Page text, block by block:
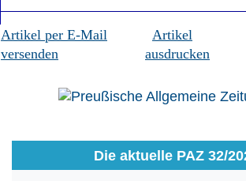
Artikel per E-Mail
versenden
Artikel
ausdrucken
Die aktuelle PAZ 32/